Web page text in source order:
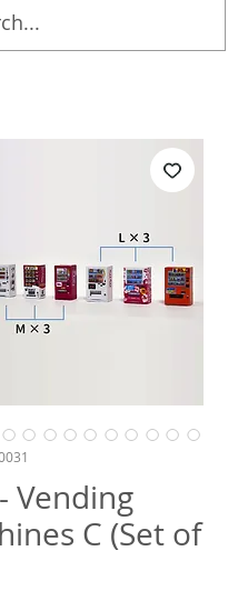
Vending
C (Set of